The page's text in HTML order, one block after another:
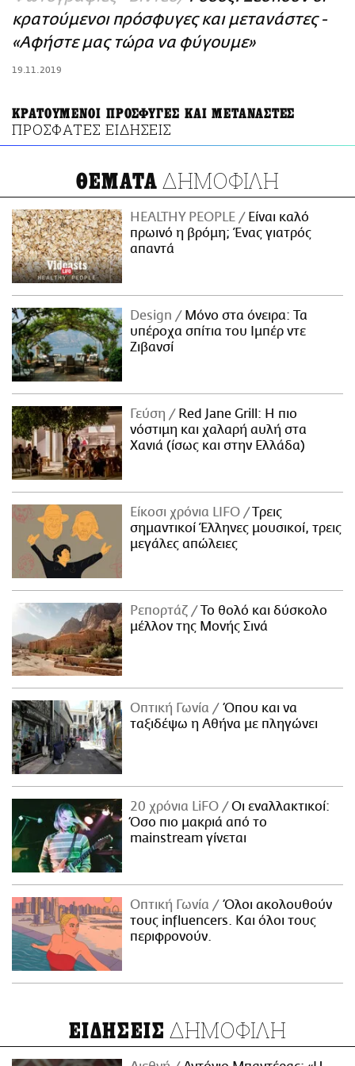
ΑΜΠΑ
PRINT
κρατούμενοι πρόσφυγες και μετανάστες -
«Αφήστε μας τώρα να φύγουμε»
19.11.2019
ΚΡΑΤΟΥΜΕΝΟΙ ΠΡΟΣΦΥΓΕΣ ΚΑΙ ΜΕΤΑΝΑΣΤΕΣ
ΠΡΟΣΦΑΤΕΣ ΕΙΔΗΣΕΙΣ
ΘΕΜΑΤΑ ΔΗΜΟΦΙΛΗ
HEALTHY PEOPLE
Είναι καλό
πρωινό η βρόμη; Ένας γιατρός
απαντά
Design
Μόνο στα όνειρα: Τα
υπέροχα σπίτια του Ιμπέρ ντε
Ζιβανσί
Γεύση
Red Jane Grill: Η πιο
νόστιμη και χαλαρή αυλή στα
Χανιά (ίσως και στην Ελλάδα)
Είκοσι χρόνια LIFO
Tρεις
σημαντικοί Έλληνες μουσικοί, τρεις
μεγάλες απώλειες
Ρεπορτάζ
Το θολό και δύσκολο
μέλλον της Μονής Σινά
Οπτική Γωνία
Όπου και να
ταξιδέψω η Αθήνα με πληγώνει
20 χρόνια LiFO
Οι εναλλακτικοί:
Όσο πιο μακριά από το
mainstream γίνεται
Οπτική Γωνία
Όλοι ακολουθούν
τους influencers. Και όλοι τους
περιφρονούν.
ΕΙΔΗΣΕΙΣ ΔΗΜΟΦΙΛΗ